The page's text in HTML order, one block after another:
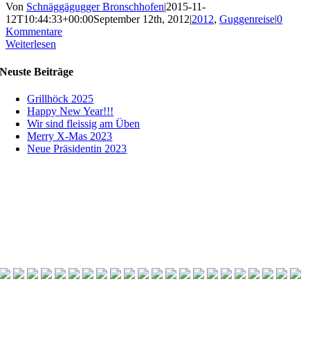
Von Schnäggägugger Bronschhofen|2015-11-
12T10:44:33+00:00September 12th, 2012|2012, Guggenreise|0
Kommentare
Weiterlesen
Neuste Beiträge
Grillhöck 2025
Happy New Year!!!
Wir sind fleissig am Üben
Merry X-Mas 2023
Neue Präsidentin 2023